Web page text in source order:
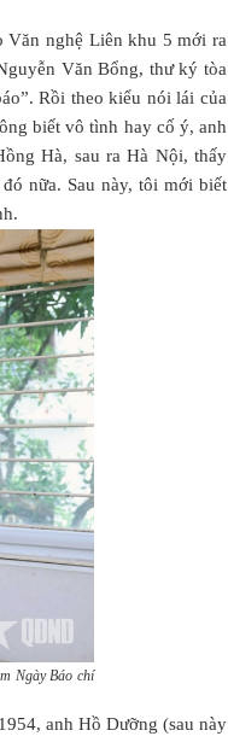
Văn nghệ Liên khu 5 mới ra
Văn Bổng, thư ký tòa
Rồi theo kiểu nói lái của
biết vô tình hay cố ý, anh
Hà, sau ra Hà Nội, thấy
nữa. Sau này, tôi mới biết
Ngày Báo chí
anh Hồ Dưỡng (sau này